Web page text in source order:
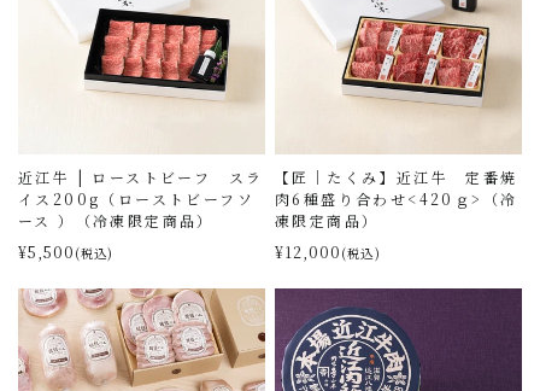
近江牛 | ローストビーフ スラ
イス200g（ローストビーフソ
ース ）（冷凍限定商品）
¥5,500 (税込)
【匠｜たくみ】近江牛 定番焼
肉6種盛り合わせ<420ｇ>（冷
凍限定商品）
¥12,000 (税込)